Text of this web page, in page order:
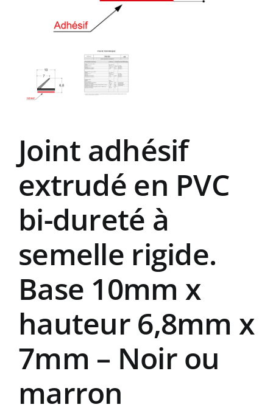
Joint adhésif
extrudé en PVC
bi-dureté à
semelle rigide.
Base 10mm x
hauteur 6,8mm x
7mm – Noir ou
marron